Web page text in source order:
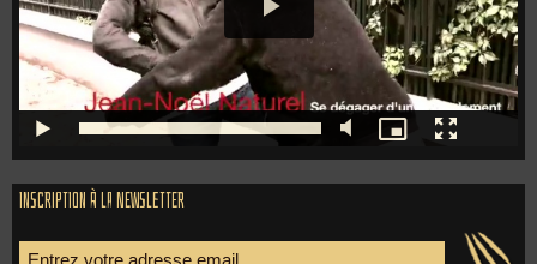
Inscription à la newsletter